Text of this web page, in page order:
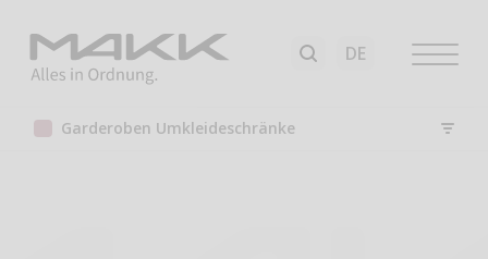
Garderoben Umkleideschränke